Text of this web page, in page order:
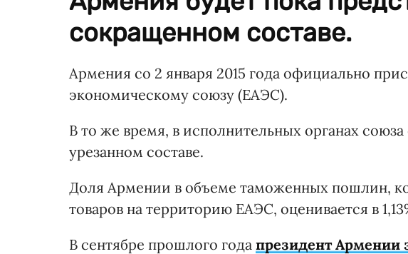
сокращенном составе.
Армения со 2 января 2015 года официально
экономическому союзу (ЕАЭС).
В то же время, в исполнительных органах союза
урезанном составе.
Доля Армении в объеме таможенных пошлин,
товаров на территорию ЕАЭС, оценивается в
В сентябре прошлого года президент Армении